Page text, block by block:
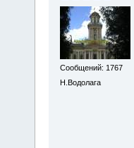
Сообщений: 1767
Н.Водолага